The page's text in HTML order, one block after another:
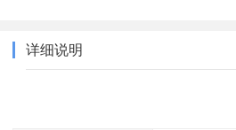
详细说明